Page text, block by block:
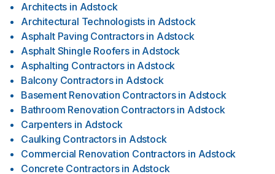
Architects in Adstock
Architectural Technologists in Adstock
Asphalt Paving Contractors in Adstock
Asphalt Shingle Roofers in Adstock
Asphalting Contractors in Adstock
Balcony Contractors in Adstock
Basement Renovation Contractors in Adstock
Bathroom Renovation Contractors in Adstock
Carpenters in Adstock
Caulking Contractors in Adstock
Commercial Renovation Contractors in Adstock
Concrete Contractors in Adstock